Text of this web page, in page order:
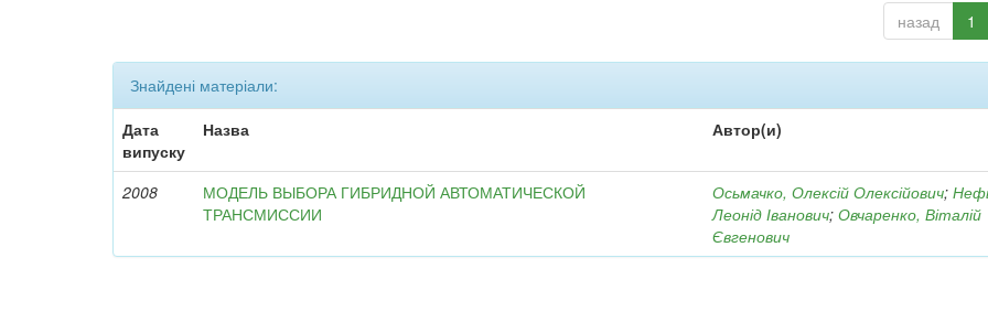
назад 1
Знайдені матеріали:
Дата
випуску
Назва Автор(и)
2008
МОДЕЛЬ ВЫБОРА ГИБРИДНОЙ АВТОМАТИЧЕСКОЙ
ТРАНСМИССИИ
Осьмачко, Олексій Олексійович;
Леонід Іванович;Овчаренко, Віталій
Євгенович